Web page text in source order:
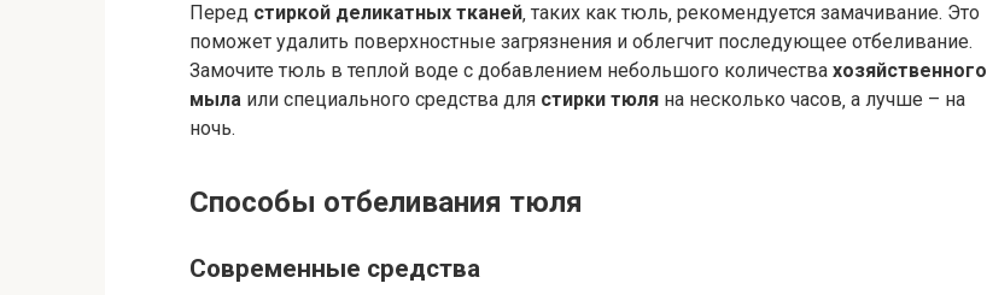
Перед стиркой деликатных тканей‚ таких как тюль‚ рекомендуется замачивание. Это
поможет удалить поверхностные загрязнения и облегчит последующее отбеливание.
Замочите тюль в теплой воде с добавлением небольшого количества хозяйственного
мыла или специального средства для стирки тюля на несколько часов‚ а лучше – на
ночь.
Способы отбеливания тюля
Современные средства